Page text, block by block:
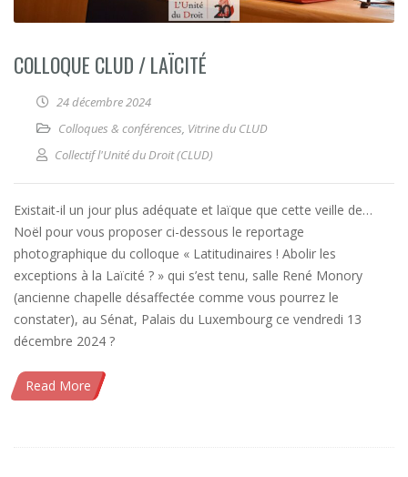
COLLOQUE CLUD / LAÏCITÉ
24 décembre 2024
Colloques & conférences, Vitrine du CLUD
Collectif l'Unité du Droit (CLUD)
Existait-il un jour plus adéquate et laïque que cette veille de…
Noël pour vous proposer ci-dessous le reportage
photographique du colloque « Latitudinaires ! Abolir les
exceptions à la Laïcité ? » qui s’est tenu, salle René Monory
(ancienne chapelle désaffectée comme vous pourrez le
constater), au Sénat, Palais du Luxembourg ce vendredi 13
décembre 2024 ?
Read More